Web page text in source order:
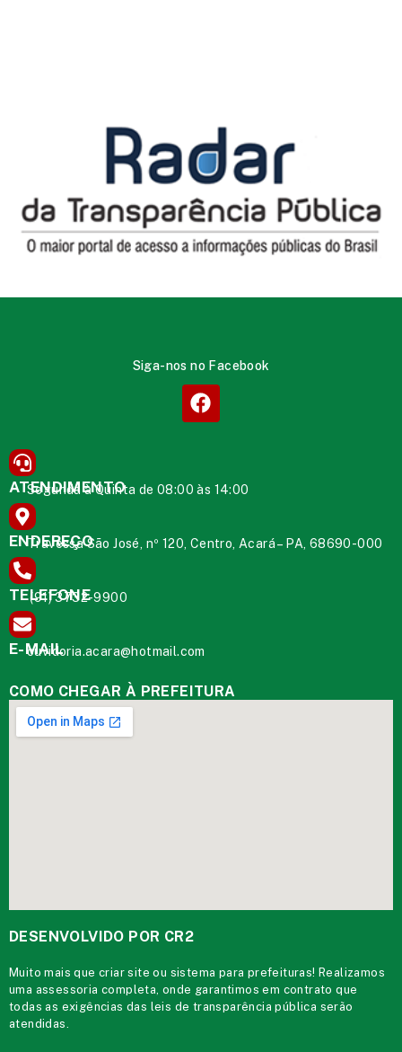
Siga-nos no Facebook
ATENDIMENTO
Segunda à Quinta de 08:00 às 14:00
ENDEREÇO
Travessa São José, nº 120, Centro, Acará – PA, 68690-000
TELEFONE
(91) 3732-9900
E-MAIL
ouvidoria.acara@hotmail.com
COMO CHEGAR À PREFEITURA
DESENVOLVIDO POR CR2
Muito mais quecriar site ou sistema para prefeituras! Realizamos
uma assessoria completa, onde garantimos em contrato que
todas as exigências das leis de transparência pública serão
atendidas.